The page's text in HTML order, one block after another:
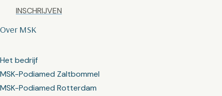
Over MSK
Het bedrijf
MSK-Podiamed Zaltbommel
MSK-Podiamed Rotterdam
Captcha